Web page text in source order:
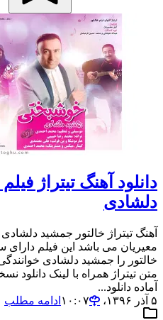
دانلود آهنگ تیتراژ
دلشادی
آهنگ تیتراژ خالتور جمشید
معیریان می باشد این فیلم دارای
خالتور را جمشید دلشادی
متن تیتراژ همراه با لینک دانلود
آماده دانلود...
۵ آذر ۱۳۹۶،‏ ۱۰:۰۷
ادامه مطلب